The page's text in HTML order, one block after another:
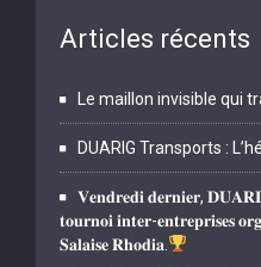
Articles récents
Le maillon invisible qui
DUARIG Transports :
𝐕𝐞𝐧𝐝𝐫𝐞𝐝𝐢 𝐝𝐞𝐫𝐧𝐢𝐞𝐫,
𝐭𝐨𝐮𝐫𝐧𝐨𝐢 𝐢𝐧𝐭𝐞𝐫-𝐞𝐧𝐭𝐫𝐞𝐩𝐫𝐢𝐬𝐞𝐬
𝐒𝐚𝐥𝐚𝐢𝐬𝐞 𝐑𝐡𝐨𝐝𝐢𝐚.